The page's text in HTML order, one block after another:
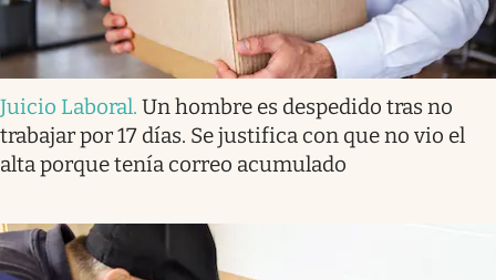
Juicio Laboral. Un hombre es despedido tras no
trabajar por 17 días. Se justifica con que no vio el
alta porque tenía correo acumulado